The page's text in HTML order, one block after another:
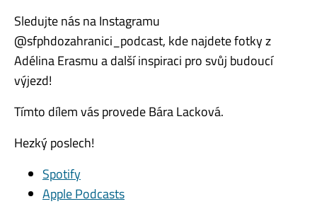
Sledujte nás na Instagramu
@sfphdozahranici_podcast, kde najdete fotky z
Adélina Erasmu a další inspiraci pro svůj budoucí
výjezd!
Tímto dílem vás provede Bára Lacková.
Hezký poslech!
Spotify
Apple Podcasts